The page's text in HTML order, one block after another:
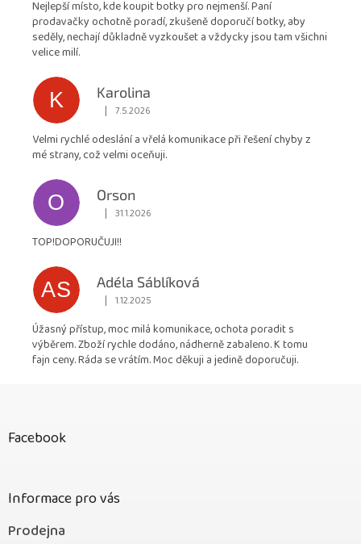
4,9
z
Nejlepší místo, kde koupit botky pro nejmenší. Paní
prodavačky ochotně poradí, zkušeně doporučí botky, aby
seděly, nechají důkladně vyzkoušet a vždycky jsou tam všichni
velice milí.
K
Karolina
Hodnocení obchodu je 5 z 5 hvězdiček.
| 7.5.2026
Velmi rychlé odeslání a vřelá komunikace při řešení chyby z
mé strany, což velmi oceňuji.
O
Orson
Hodnocení obchodu je 5 z 5 hvězdiček.
| 31.1.2026
TOP!DOPORUČUJI!!
AS
Adéla Sáblíková
Hodnocení obchodu je 5 z 5 hvězdiček.
| 1.12.2025
Úžasný přístup, moc milá komunikace, ochota poradit s
výběrem. Zboží rychle dodáno, nádherně zabaleno. K tomu
fajn ceny. Ráda se vrátím. Moc děkuji a jedině doporučuji.
Facebook
Informace pro vás
Prodejna